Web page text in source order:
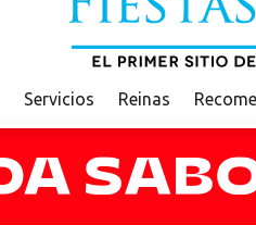
Servicios Reinas